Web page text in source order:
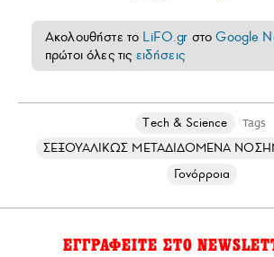
Ακολουθήστε το LiFO.gr στοGoogle
πρώτοι όλες τις ειδήσεις
Τech & Science Tags
ΣΕΞΟΥΑΛΙΚΩΣ ΜΕΤΑΔΙΔΟΜΕΝΑ
Γονόρροια
ΕΓΓΡΑΦΕΙΤΕ ΣΤΟ